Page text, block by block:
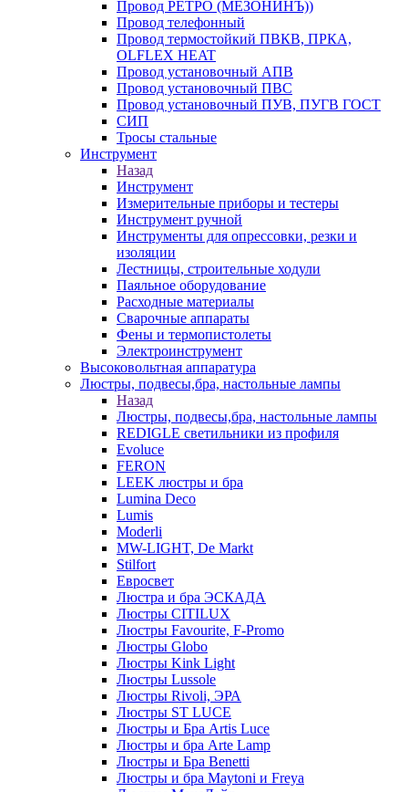
Провод РЕТРО (МЕЗОНИНЪ))
Провод телефонный
Провод термостойкий ПВКВ, ПРКА,
OLFLEX HEAT
Провод установочный АПВ
Провод установочный ПВС
Провод установочный ПУВ, ПУГВ ГОСТ
СИП
Тросы стальные
Инструмент
Назад
Инструмент
Измерительные приборы и тестеры
Инструмент ручной
Инструменты для опрессовки, резки и
изоляции
Лестницы, строительные ходули
Паяльное оборудование
Расходные материалы
Сварочные аппараты
Фены и термопистолеты
Электроинструмент
Высоковольтная аппаратура
Люстры, подвесы,бра, настольные лампы
Назад
Люстры, подвесы,бра, настольные лампы
REDIGLE светильники из профиля
Evoluce
FERON
LEEK люстры и бра
Lumina Deco
Lumis
Moderli
MW-LIGHT, De Markt
Stilfort
Евросвет
Люстра и бра ЭСКАДА
Люстры CITILUX
Люстры Favourite, F-Promo
Люстры Globo
Люстры Kink Light
Люстры Lussole
Люстры Rivoli, ЭРА
Люстры ST LUCE
Люстры и Бра Artis Luce
Люстры и бра Arte Lamp
Люстры и Бра Benetti
Люстры и бра Maytoni и Freya